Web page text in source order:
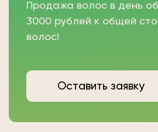
Продажа волос в день
3000 рублей к общей
волос!
Оставить заявку